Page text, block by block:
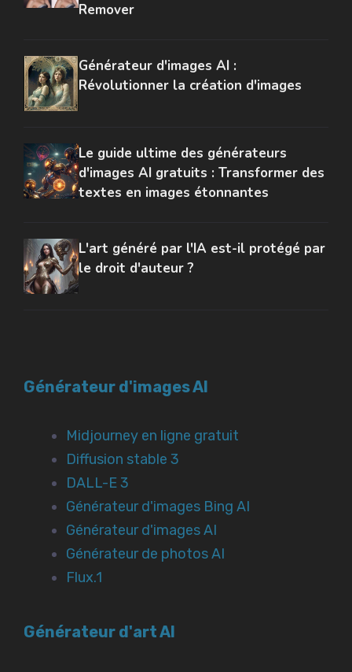
Remover
Générateur d'images AI :
Révolutionner la création d'images
Le guide ultime des générateurs
d'images AI gratuits : Transformer des
textes en images étonnantes
L'art généré par l'IA est-il protégé par
le droit d'auteur ?
Générateur d'images AI
Midjourney en ligne gratuit
Diffusion stable 3
DALL-E 3
Générateur d'images Bing AI
Générateur d'images AI
Générateur de photos AI
Flux.1
Générateur d'art AI